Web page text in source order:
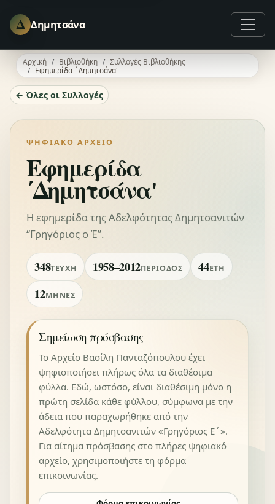
Δ Δημητσάνα
Αρχική Βιβλιοθήκη
Συλλογές Βιβλιοθήκης
Εφημερίδα ΄Δημητσάνα'
← Όλες οι Συλλογές
ΨΗΦΙΑΚΌ ΑΡΧΕΊΟ
Εφημερίδα
΄Δημητσάνα'
Η εφημερίδα της Αδελφότητας Δημητσανιτών
“Γρηγόριος ο Έ”.
348ΤΕΎΧΗ 1958–2012ΠΕΡΊΟΔΟΣ 44ΈΤΗ
12ΜΉΝΕΣ
Σημείωση πρόσβασης
Το Αρχείο Βασίλη Πανταζόπουλου έχει
ψηφιοποιήσει πλήρως όλα τα διαθέσιμα
φύλλα. Εδώ, ωστόσο, είναι διαθέσιμη μόνο η
πρώτη σελίδα κάθε φύλλου, σύμφωνα με την
άδεια που παραχωρήθηκε από την
Αδελφότητα Δημητσανιτών «Γρηγόριος Ε΄».
Για αίτημα πρόσβασης στο πλήρες ψηφιακό
αρχείο, χρησιμοποιήστε τη φόρμα
επικοινωνίας.